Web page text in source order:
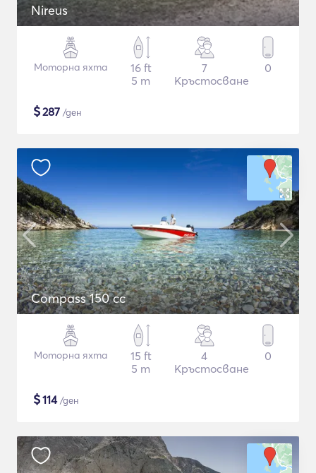
Nireus
Моторна яхта
16 ft
5 m
7
Кръстосване
0
$287 /ден
Compass 150 cc
Моторна яхта
15 ft
5 m
4
Кръстосване
0
$114/ден